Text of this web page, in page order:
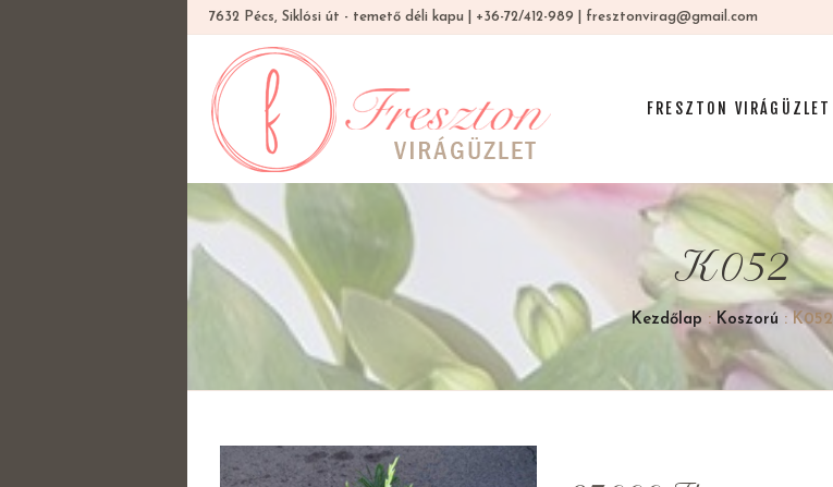
7632 Pécs, Siklósi út - temető déli kapu | +36-72/412-989 | fresztonvirag@gmail.com
FRESZTON VIRÁGÜZLET
K052
Kezdőlap : Koszorú : K052